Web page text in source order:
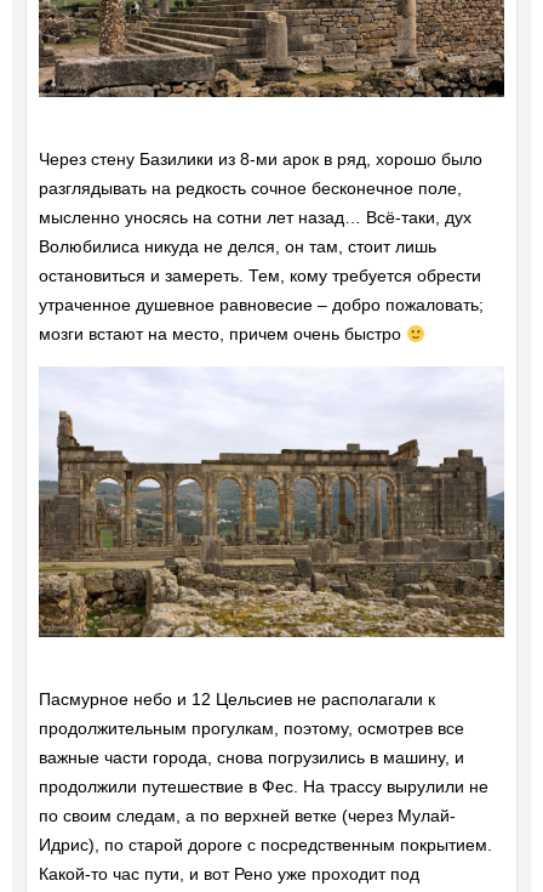
Через стену Базилики из 8-ми арок в ряд, хорошо было
разглядывать на редкость сочное бесконечное поле,
мысленно уносясь на сотни лет назад… Всё-таки, дух
Волюбилиса никуда не делся, он там, стоит лишь
остановиться и замереть. Тем, кому требуется обрести
утраченное душевное равновесие – добро пожаловать;
мозги встают на место, причем очень быстро
Пасмурное небо и 12 Цельсиев не располагали к
продолжительным прогулкам, поэтому, осмотрев все
важные части города, снова погрузились в машину, и
продолжили путешествие в Фес. На трассу вырулили не
по своим следам, а по верхней ветке (через Мулай-
Идрис), по старой дороге с посредственным покрытием.
Какой-то час пути, и вот Рено уже проходит под